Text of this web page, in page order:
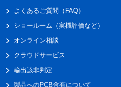
よくあるご質問（FAQ）
ショールーム（実機評価など）
オンライン相談
クラウドサービス
輸出該非判定
製品へのPCB含有について